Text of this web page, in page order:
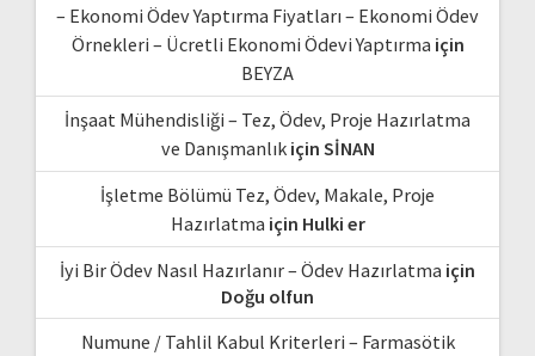
– Ekonomi Ödev Yaptırma Fiyatları – Ekonomi Ödev
Örnekleri – Ücretli Ekonomi Ödevi Yaptırma için
BEYZA
İnşaat Mühendisliği – Tez, Ödev, Proje Hazırlatma
ve Danışmanlıkiçin SİNAN
İşletme Bölümü Tez, Ödev, Makale, Proje
Hazırlatma için Hulki er
İyi Bir Ödev Nasıl Hazırlanır – Ödev Hazırlatma için
Doğu olfun
Numune / Tahlil Kabul Kriterleri – Farmasötik